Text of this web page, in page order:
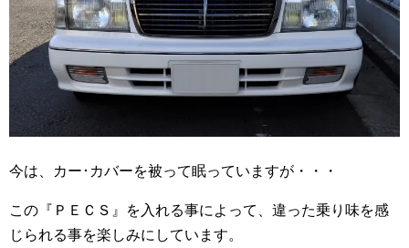
今は、カー･カバーを被って眠っていますが・・・
この『ＰＥＣＳ』を入れる事によって、違った乗り味を感
じられる事を楽しみにしています。